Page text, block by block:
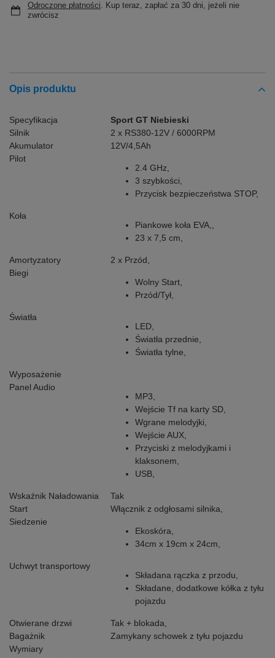
Odroczone płatności. Kup teraz, zapłać za 30 dni, jeżeli nie
zwrócisz
Opis produktu
Specyfikacja
Sport GT Niebieski
Silnik
2 x RS380-12V / 6000RPM
Akumulator
12V/4,5Ah
Pilot
2.4 GHz,
3 szybkości,
Przycisk bezpieczeństwa STOP,
Koła
Piankowe koła EVA,,
23 x 7,5 cm,
Amortyzatory
2 x Przód,
Biegi
Wolny Start,
Przód/Tył,
Światła
LED,
Światła przednie,
Światła tylne,
Wyposażenie
Panel Audio
MP3,
Wejście Tf na karty SD,
Wgrane melodyjki,
Wejście AUX,
Przyciski z melodyjkami i
klaksonem,
USB,
Wskaźnik Naładowania
Tak
Start
Włącznik z odgłosami silnika,
Siedzenie
Ekoskóra,
34cm x 19cm x 24cm,
Uchwyt transportowy
Składana rączka z przodu,
Składane, dodatkowe kółka z tyłu
pojazdu
Otwierane drzwi
Tak + blokada,
Bagażnik
Zamykany schowek z tyłu pojazdu
Wymiary